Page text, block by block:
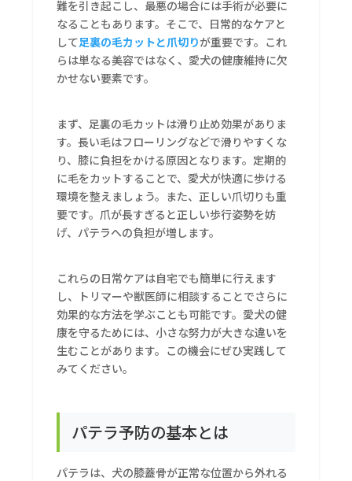
難を引き起こし、最悪の場合には手術が必要に
なることもあります。そこで、日常的なケアと
して足裏の毛カットと爪切りが重要です。これ
らは単なる美容ではなく、愛犬の健康維持に欠
かせない要素です。
まず、足裏の毛カットは滑り止め効果がありま
す。長い毛はフローリングなどで滑りやすくな
り、膝に負担をかける原因となります。定期的
に毛をカットすることで、愛犬が快適に歩ける
環境を整えましょう。また、正しい爪切りも重
要です。爪が長すぎると正しい歩行姿勢を妨
げ、パテラへの負担が増します。
これらの日常ケアは自宅でも簡単に行えます
し、トリマーや獣医師に相談することでさらに
効果的な方法を学ぶことも可能です。愛犬の健
康を守るためには、小さな努力が大きな違いを
生むことがあります。この機会にぜひ実践して
みてください。
パテラ予防の基本とは
パテラは、犬の膝蓋骨が正常な位置から外れる